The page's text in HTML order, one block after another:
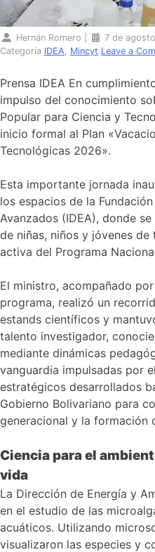
Hernán Romero
7 de
Categoría IDEA, Mincyt Leave a
Prensa IDEA En
impulso del conocimiento
Popular para Ciencia y
inicio formal al Plan
Tecnológicas 2026».
Esta importante jornada
los espacios de la
Avanzados (IDEA), donde
de niñas, niños y jóvenes
activa del Programa
El ministro, acompañado
programa, realizó un
estands científicos y
talento investigador,
mediante dinámicas
vanguardia impulsadas por
estratégicos desarrollados
Gobierno Bolivariano para
generacional y la formación
Ciencia para el
vida
La Dirección de Energía y
en el estudio de las
acuáticos. Utilizando
visualizaron las especies y